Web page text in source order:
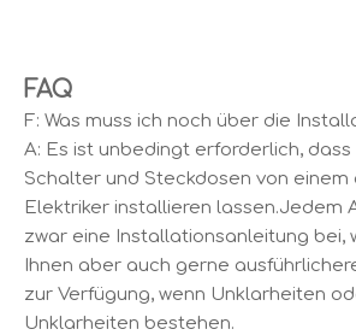
FAQ
F: Was muss ich noch über die
A: Es ist unbedingt erforderlich, dass
Schalter und Steckdosen von
Elektriker installieren lassen.Jedem
zwar eine Installationsanleitung bei,
Ihnen aber auch gerne
zur Verfügung, wenn Unklarheiten
Unklarheiten bestehen.